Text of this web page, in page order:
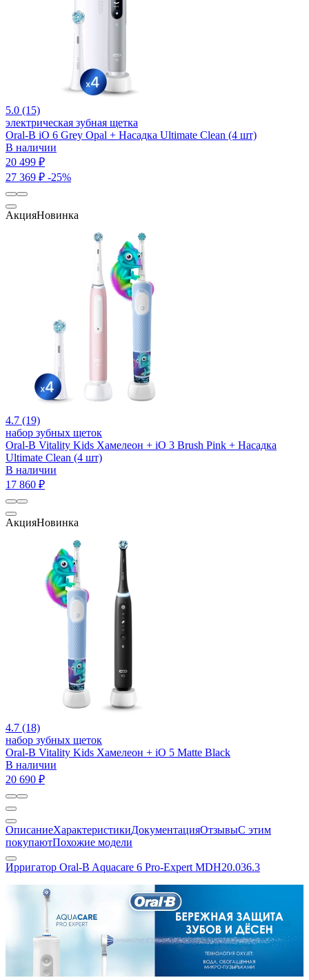
5.0 (15)
электрическая зубная щетка
Oral-B iO 6 Grey Opal + Насадка Ultimate Clean (4 шт)
В наличии
20 499 ₽
27 369 ₽ -25%
АкцияНовинка
4.7 (19)
набор зубных щеток
Oral-B Vitality Kids Хамелеон + iO 3 Brush Pink + Насадка
Ultimate Clean (4 шт)
В наличии
17 860 ₽
АкцияНовинка
4.7 (18)
набор зубных щеток
Oral-B Vitality Kids Хамелеон + iO 5 Matte Black
В наличии
20 690 ₽
ОписаниеХарактеристикиДокументацияОтзывыС этим
покупаютПохожие модели
Ирригатор Oral-B Aquacare 6 Pro-Expert MDH20.036.3